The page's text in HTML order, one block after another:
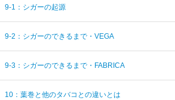
9-1：シガーの起源
9-2：シガーのできるまで・VEGA
9-3：シガーのできるまで・FABRICA
10：葉巻と他のタバコとの違いとは